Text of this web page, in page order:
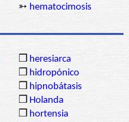
➳ hematocimosis
❒ heresiarca
❒ hidropónico
❒ hipnobátasis
❒ Holanda
❒ hortensia